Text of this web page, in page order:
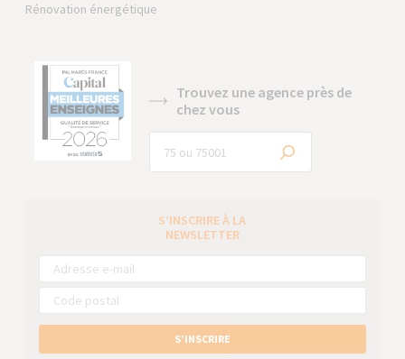
Rénovation énergétique
Trouvez une agence près de
chez vous
S’INSCRIRE À LA
NEWSLETTER
S’INSCRIRE